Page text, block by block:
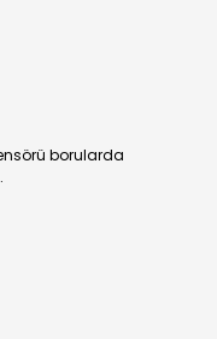
borularda